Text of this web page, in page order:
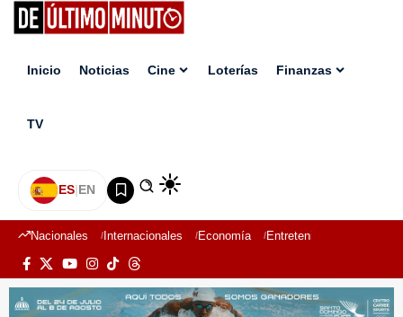
Inicio Noticias Cine Loterías Finanzas
TV
ES|EN
Nacionales Internacionales Economía Entretenimiento